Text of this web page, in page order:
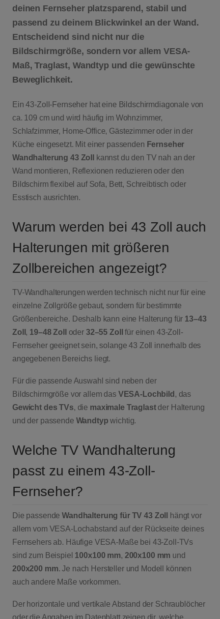
deinen Fernseher platzsparend, stabil und
passend zu deinem Blickwinkel an der Wand.
Entscheidend sind nicht nur die
Bildschirmgröße, sondern vor allem VESA-
Maß, Traglast, Wandtyp und die gewünschte
Beweglichkeit.
Ein 43-Zoll-Fernseher hat eine Bildschirmdiagonale von
ca. 109 cm und wird häufig im Wohnzimmer,
Schlafzimmer, Home-Office, Gästezimmer oder in der
Küche eingesetzt. Mit einer passenden Fernseher
Wandhalterung 43 Zoll
kannst du den TV nah an der
Wand montieren, Reflexionen reduzieren oder den
Bildschirm flexibel auf Sofa, Bett, Schreibtisch oder
Esstisch ausrichten.
Warum werden bei 43 Zoll auch
Halterungen mit größeren
Zollbereichen angezeigt?
TV-Wandhalterungen werden technisch nicht nur für eine
einzelne Zollgröße gebaut, sondern für bestimmte
Größenbereiche. Deshalb kann eine Halterung für 13–43
Zoll , 19–48 Zoll oder 32–55 Zoll
für einen 43-Zoll-
Fernseher geeignet sein, solange 43 Zoll innerhalb des
angegebenen Bereichs liegt.
Für die passende Auswahl sind neben der
Bildschirmgröße vor allem das VESA-Lochbild , das
Gewicht des TVs, die maximale Traglastder Halterung
und der passende Wandtyp wichtig.
Welche TV Wandhalterung
passt zu einem 43-Zoll-
Fernseher?
Die passendeWandhalterung für TV 43 Zoll
hängt vor
allem vom VESA-Lochabstand auf der Rückseite deines
Fernsehers ab. Häufige VESA-Maße bei 43-Zoll-TVs
sind zum Beispiel 100x100 mm, 200x100 mm und
200x200 mm. Je nach Hersteller und Modell können
auch andere Maße vorkommen.
Der horizontale und vertikale Abstand der Schraublöcher